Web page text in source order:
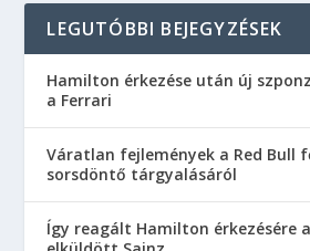
LEGUTÓBBI BEJEGYZÉSEK
Hamilton érkezése után új
a Ferrari
Váratlan fejlemények a Red Bull
sorsdöntő tárgyalásáról
Így reagált Hamilton érkezésére